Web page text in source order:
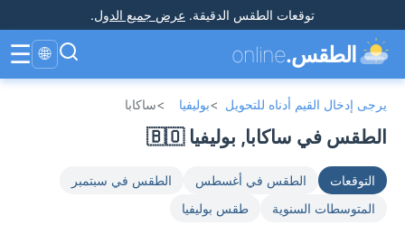
توقعات الطقس الدقيقة. عرض جميع الدول.
الطقس.online
🌐
☰
يرجى إدخال القيم أدناه للتحويل >بوليفيا >ساكابا
الطقس في ساكابا, بوليفيا 🇧🇴
التوقعات الطقس في أغسطس
الطقس في سبتمبر
المتوسطات السنوية
طقس بوليفيا